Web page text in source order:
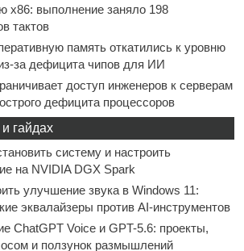
x86: выполнение заняло 198
тактов
память откатились к уровню
за дефицита чипов для ИИ
доступ инженеров к серверам
дефицита процессоров
гайдах
систему и настроить
на NVIDIA DGX Spark
улучшение звука в Windows 11:
эквалайзеры против AI-инструментов
ChatGPT Voice и GPT-5.6: проекты,
и ползунок размышлений